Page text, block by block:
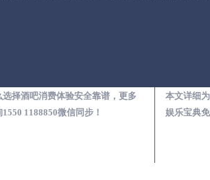
择酒吧消费体验安全靠谱，更多
1188850微信同步！
本文详细
娱乐宝典